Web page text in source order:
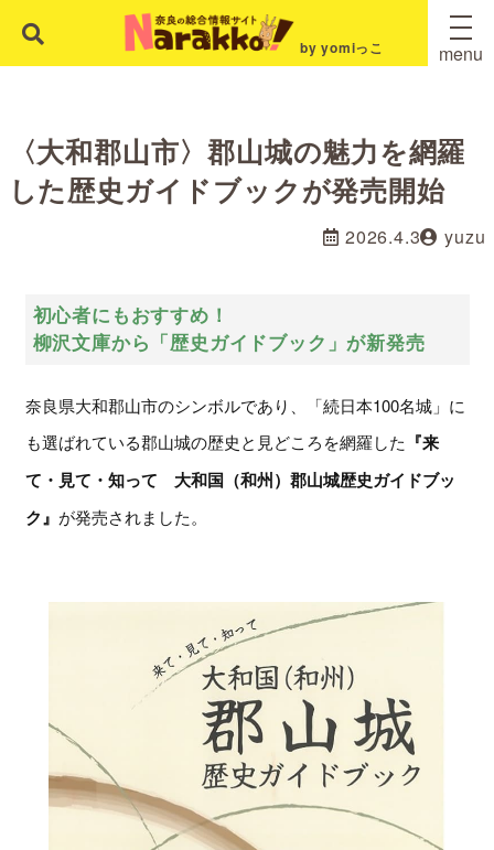
by yomiっこ menu
〈大和郡山市〉郡山城の魅力を網羅
した歴史ガイドブックが発売開始
2026.4.3 yuzu
初心者にもおすすめ！
柳沢文庫から「歴史ガイドブック」が新発売
奈良県大和郡山市のシンボルであり、「続日本100名城」に
も選ばれている郡山城の歴史と見どころを網羅した 『来
て・見て・知って 大和国（和州）郡山城歴史ガイドブッ
ク』 が発売されました。